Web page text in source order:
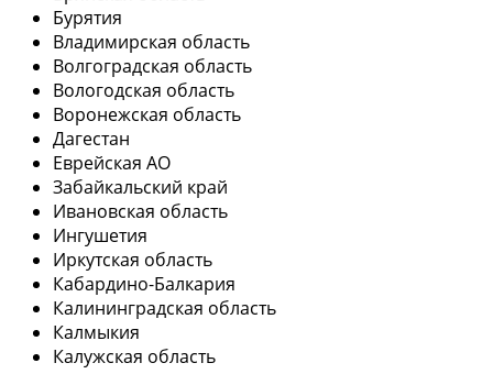
Бурятия
Владимирская область
Волгоградская область
Вологодская область
Воронежская область
Дагестан
Еврейская АО
Забайкальский край
Ивановская область
Ингушетия
Иркутская область
Кабардино-Балкария
Калининградская область
Калмыкия
Калужская область